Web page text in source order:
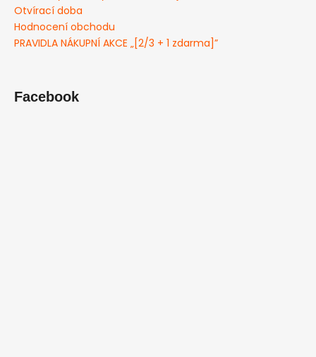
Otvírací doba
Hodnocení obchodu
PRAVIDLA NÁKUPNÍ AKCE „[2/3 + 1 zdarma]”
Facebook